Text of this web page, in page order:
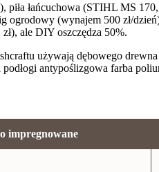
łańcuchowa (STIHL MS
(wynajem 500 zł/
ale DIY oszczędza 50%.
używają dębowego
antypoślizgowa farba
impregnowane